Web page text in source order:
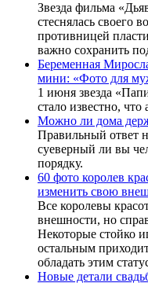
Звезда фильма
стеснялась своего
противницей
важно сохранить
Беременная
мини: «Фото для
1 июня звезда
стало известно, что
Можно ли дома
Правильный ответ
суеверный ли вы
порядку.
60 фото королев
изменить свою
Все королевы
внешности, но
Некоторые стойко
остальным
обладать этим
Новые детали